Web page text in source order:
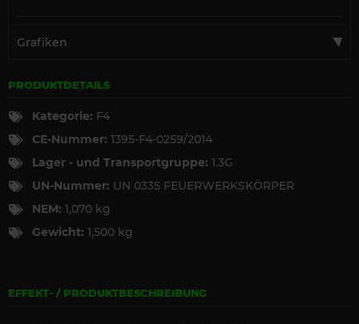
Grafiken
PRODUKTDETAILS
Kategorie: F4
CE-Nummer: 1395-F4-0259/2014
Lager - und Transportgruppe: 1.3G
UN-Nummer: UN 0335 FEUERWERKSKÖRPER
NEM: 1,070 kg
Gewicht: 1,500 kg
EFFEKT- / PRODUKTBESCHREIBUNG